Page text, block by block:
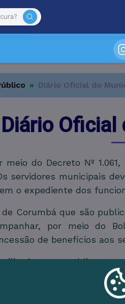
Diário Oficial do
Diário
meio do Decreto Nº
servidores municipais
o expediente dos
Corumbá que são
por meio do
de benefícios aos
para publicar
dos servidores.